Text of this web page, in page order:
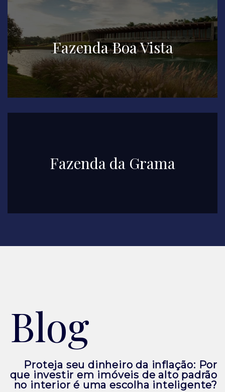
Fazenda Boa Vista
Fazenda da Grama
Blog
Proteja seu dinheiro da inflação: Por
que investir em imóveis de alto padrão
no interior é uma escolha inteligente?